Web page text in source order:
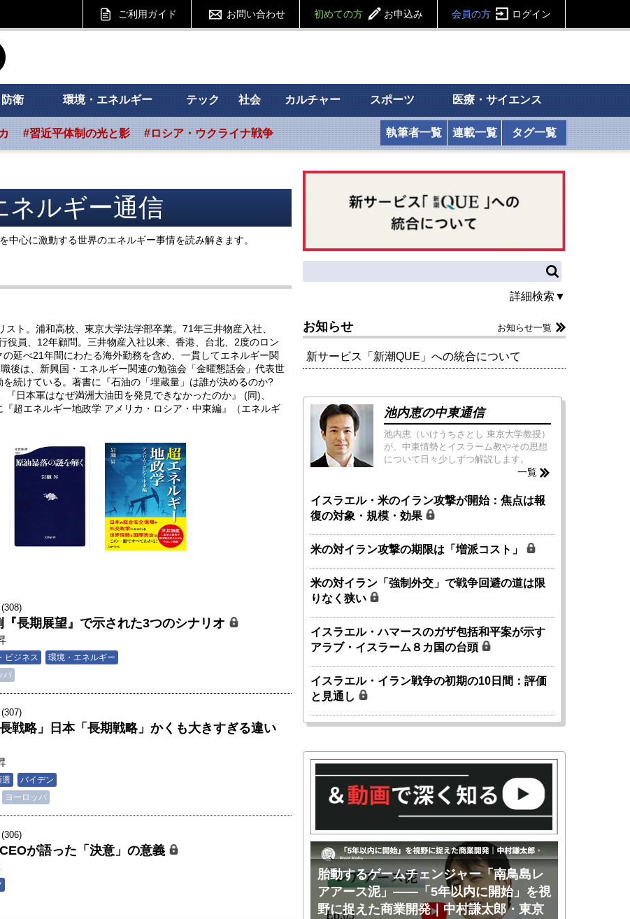
ご利用ガイド お問い合わせ 初めての方 お申込み 会員の方 ログイン
ォーサイト
衛 環境・エネルギー テック 社会 カルチャー スポーツ 医療・サイエンス
#習近平体制の光と影 #ロシア・ウクライナ戦争 執筆者一覧 連載一覧 タグ一覧
ネルギー通信
心に激動する世界のエネルギー事情を読み解きます。
ト。浦和高校、東京大学法学部卒業。71年三井物産入社、
役員、12年顧問。三井物産入社以来、香港、台北、2度のロン
延べ21年間にわたる海外勤務を含め、一貫してエネルギー関
後は、新興国・エネルギー関連の勉強会「金曜懇話会」代表世
続けている。著書に『石油の「埋蔵量」は誰が決めるのか?
日本軍はなぜ満洲大油田を発見できなかったのか』 (同)、
『超エネルギー地政学 アメリカ・ロシア・中東編』（エネルギ
長期展望』で示された3つのシナリオ
ビジネス 環境・エネルギー
パ
戦略」日本「長期戦略」かくも大きすぎる違い
選 バイデン
ヨーロッパ
が語った「決意」の意義
詳細検索▼
お知らせ お知らせ一覧
新サービス「新潮QUE」への統合について
池内恵の中東通信
池内恵（いけうちさとし 東京大学教授）
が、中東情勢とイスラーム教やその思想
について日々少しずつ解説します。
一覧
イスラエル・米のイラン攻撃が開始：焦点は報
復の対象・規模・効果
米の対イラン攻撃の期限は「増派コスト」
米の対イラン「強制外交」で戦争回避の道は限
りなく狭い
イスラエル・ハマースのガザ包括和平案が示す
アラブ・イスラーム８カ国の台頭
イスラエル・イラン戦争の初期の10日間：評価
と見通し
核融
の「世
胎動するゲームチェンジャー「南鳥島レ
アアース泥」――「5年以内に開始」を視
野に捉えた商業開発｜中村謙太郎・東京